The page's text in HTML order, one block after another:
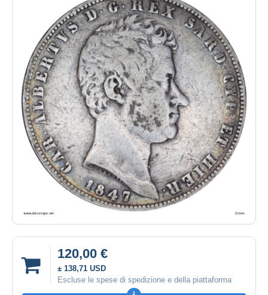
120,00 €
± 138,71 USD
Escluse le spese di spedizione e della piattaforma